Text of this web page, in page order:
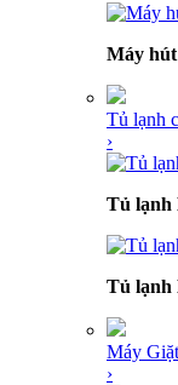
Máy
Tủ lạnh
›
Tủ lạnh
Tủ lạnh
Máy
›